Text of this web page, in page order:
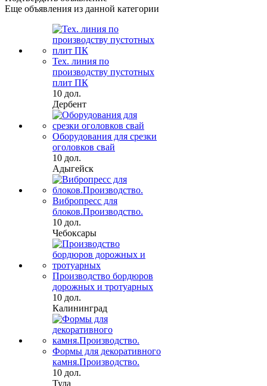
Еще объявления из данной категории
Тех. линия по
производству пустотных
плит ПК
10 дол.
Дербент
Оборудования для срезки
оголовков свай
10 дол.
Адыгейск
Вибропресс для
блоков.Производство.
10 дол.
Чебоксары
Производство бордюров
дорожных и тротуарных
10 дол.
Калининград
Формы для декоративного
камня.Производство.
10 дол.
Тула